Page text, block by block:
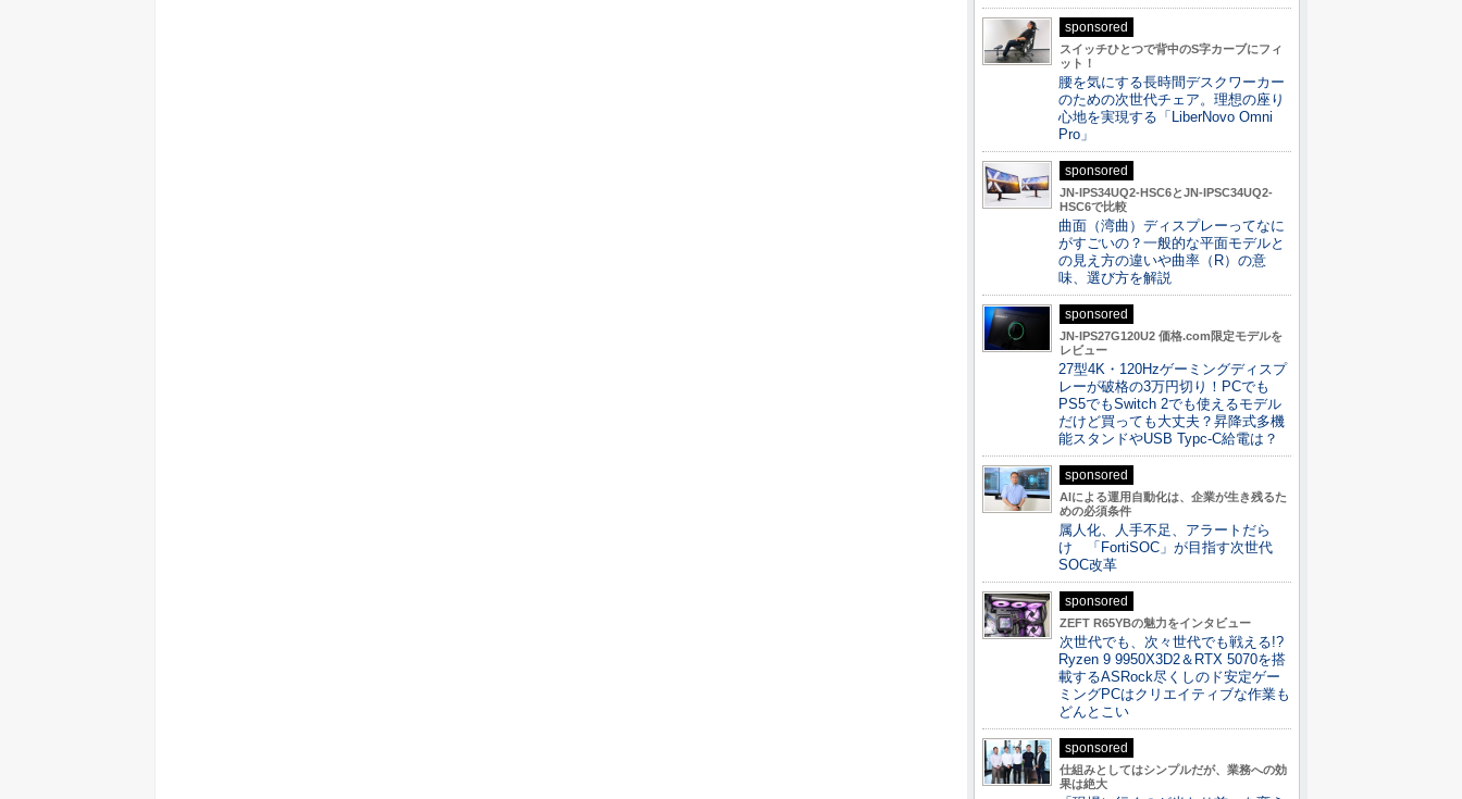
sponsored
スイッチひとつで背中のS字カーブにフィ
ット！
腰を気にする長時間デスクワーカー
のための次世代チェア。理想の座り
心地を実現する「LiberNovo Omni
Pro」
sponsored
JN-IPS34UQ2-HSC6とJN-IPSC34UQ2-
HSC6で比較
曲面（湾曲）ディスプレーってなに
がすごいの？一般的な平面モデルと
の見え方の違いや曲率（R）の意
味、選び方を解説
sponsored
JN-IPS27G120U2 価格.com限定モデルを
レビュー
27型4K・120Hzゲーミングディスプ
レーが破格の3万円切り！PCでも
PS5でもSwitch 2でも使えるモデル
だけど買っても大丈夫？昇降式多機
能スタンドやUSB Typc-C給電は？
sponsored
AIによる運用自動化は、企業が生き残るた
めの必須条件
属人化、人手不足、アラートだら
け 「FortiSOC」が目指す次世代
SOC改革
sponsored
ZEFT R65YBの魅力をインタビュー
次世代でも、次々世代でも戦える!?
Ryzen 9 9950X3D2＆RTX 5070を搭
載するASRock尽くしのド安定ゲー
ミングPCはクリエイティブな作業も
どんとこい
sponsored
仕組みとしてはシンプルだが、業務への効
果は絶大